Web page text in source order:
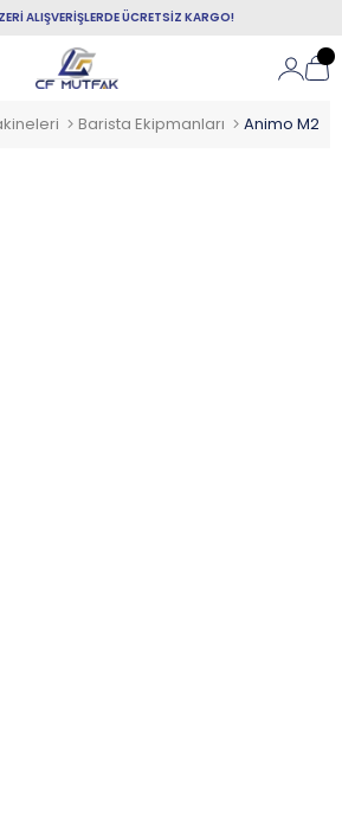
ALIŞVERİŞLERDE ÜCRETSİZ KARGO!
Barista Ekipmanları Animo M22